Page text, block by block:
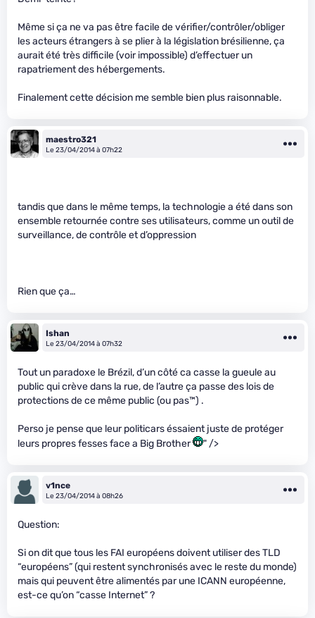
Même si ça ne va pas être facile de vérifier/contrôler/obliger
les acteurs étrangers à se plier à la législation brésilienne, ça
aurait été très difficile (voir impossible) d’effectuer un
rapatriement des hébergements.
Finalement cette décision me semble bien plus raisonnable.
maestro321
Le 23/04/2014 à 07h22
tandis que dans le même temps, la technologie a été dans son
ensemble retournée contre ses utilisateurs, comme un outil de
surveillance, de contrôle et d’oppression
Rien que ça…
Ishan
Le 23/04/2014 à 07h32
Tout un paradoxe le Brézil, d’un côté ca casse la gueule au
public qui crève dans la rue, de l’autre ça passe des lois de
protections de ce même public (ou pas™) .
Perso je pense que leur politicars éssaient juste de protéger
leurs propres fesses face a Big Brother
" />
v1nce
Le 23/04/2014 à 08h26
Question:
Si on dit que tous les FAI européens doivent utiliser des TLD
“européens” (qui restent synchronisés avec le reste du monde)
mais qui peuvent être alimentés par une ICANN européenne,
est-ce qu’on “casse Internet” ?